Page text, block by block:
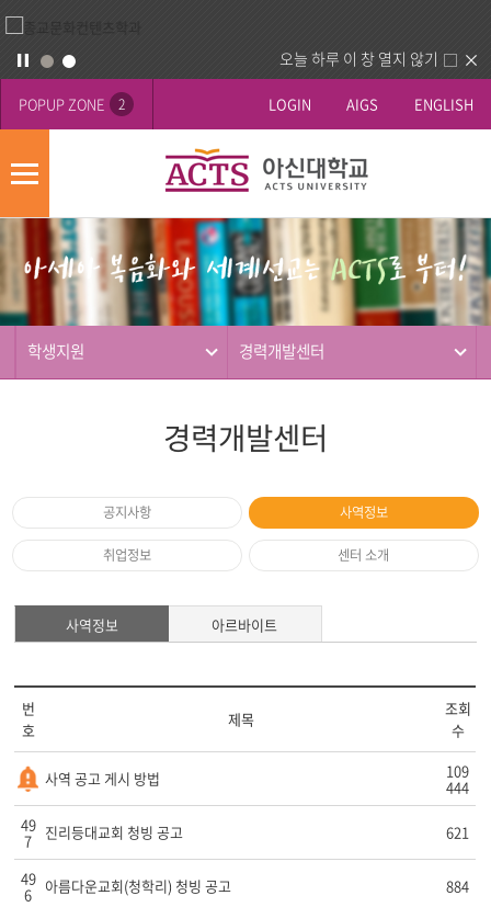
오늘 하루 이 창 열지 않기
POPUP ZONE 2 LOGIN AIGS ENGLISH
모
메
뉴
역
학생지원 경력개발센터
경력개발센터
공지사항 사역정보
취업정보 센터 소개
사역정보 아르바이트
번
호
제목
조회
수
사역 공고 게시 방법 109
444
49
7 진리등대교회 청빙 공고 621
49
6 아름다운교회(청학리) 청빙 공고 884